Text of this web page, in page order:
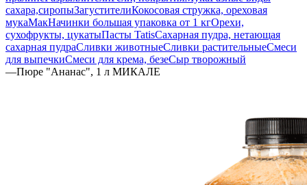
сахара,сиропыЗагустителиКокосовая стружка, ореховая
мукаМакНачинки большая упаковка от 1 кгОрехи,
сухофрукты, цукатыПасты TatisСахарная пудра, нетающая
сахарная пудраСливки животныеСливки растительныеСмеси
для выпечкиСмеси для крема, безеСыр творожный
—Пюре "Ананас", 1 л МИКАЛЕ